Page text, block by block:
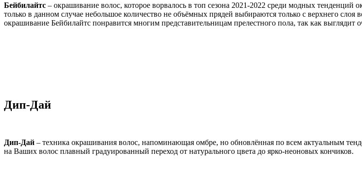
Бейбилайтс – окрашивание волос, которое ворвалось в топ сезона 2021-2022 среди модных
только в данном случае небольшое количество не объёмных прядей выбираются только с верхнего
окрашивание Бейбилайтс понравится многим представительницам прелестного пола, так как выглядит
Дип-Дай
Дип-Дай – техника окрашивания волос, напоминающая омбре, но обновлённая по всем актуальным
на Ваших волос плавный градуированный переход от натурального цвета до ярко-неоновых кончиков.